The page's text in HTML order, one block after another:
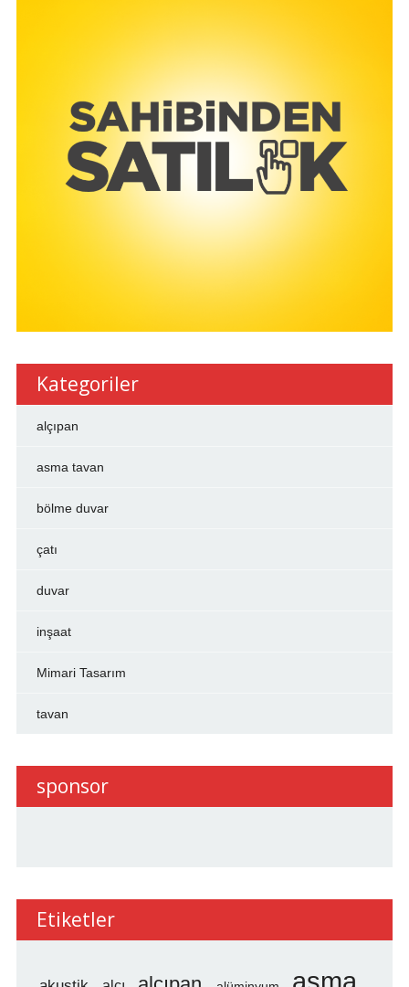
Kategoriler
alçıpan
asma tavan
bölme duvar
çatı
duvar
inşaat
Mimari Tasarım
tavan
sponsor
Etiketler